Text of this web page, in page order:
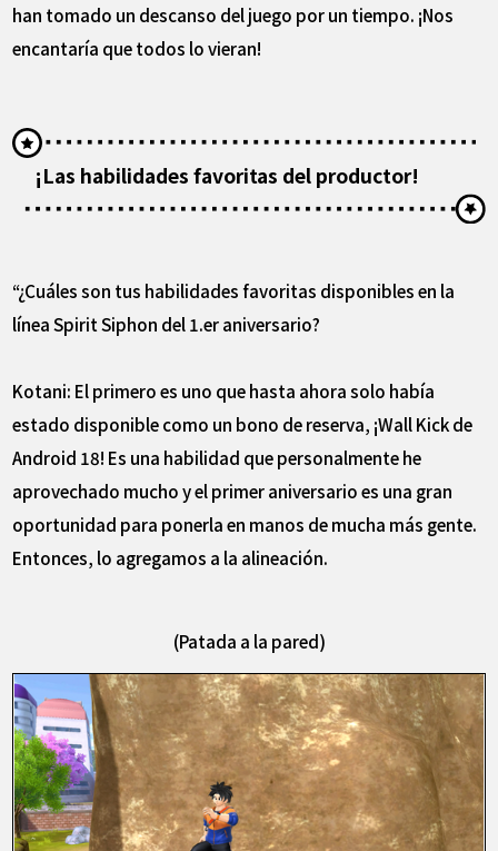
han tomado un descanso del juego por un tiempo. ¡Nos
encantaría que todos lo vieran!
¡Las habilidades favoritas del productor!
“¿Cuáles son tus habilidades favoritas disponibles en la
línea Spirit Siphon del 1.er aniversario?
Kotani: El primero es uno que hasta ahora solo había
estado disponible como un bono de reserva, ¡Wall Kick de
Android 18! Es una habilidad que personalmente he
aprovechado mucho y el primer aniversario es una gran
oportunidad para ponerla en manos de mucha más gente.
Entonces, lo agregamos a la alineación.
(Patada a la pared)